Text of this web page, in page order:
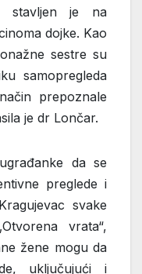
stavljen je na
dojke. Kao
sestre su
samopregleda
prepoznale
je dr Lončar.
da se
preglede i
svake
vrata“,
žene mogu da
uključujući i